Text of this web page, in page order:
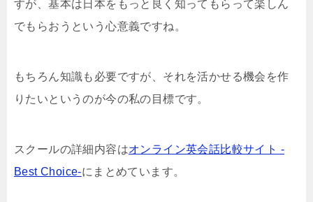
すが、基本は日本をもっと良く知ってもらって楽しん
でもらおうという心意義ですね。
もちろん知識も必要ですが、それを活かせる機会を作
りたいというのが今の私の目標です。
スクールの詳細内容はオンライン英会話比較サイト -
Best Choice-にまとめています。